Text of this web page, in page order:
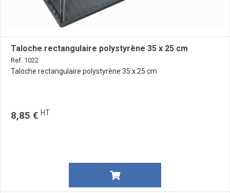
Taloche rectangulaire polystyrène 35 x 25 cm
Ref. 1022
Taloche rectangulaire polystyrène 35 x 25 cm
8,85 € HT